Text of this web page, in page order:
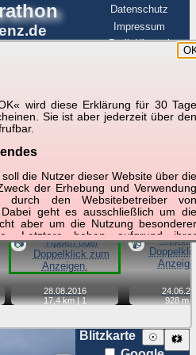
wird diese Erklärung für 30 Tage
Sie ist aber jederzeit über den
die Nutzer dieser Website über die
der Erhebung und Verwendung
durch den Websitebetreiber von
geht es ausschließlich um die
aber um die Nutzung besonderer
Letztere haben aufgrund ihrer
so dass verschiedene Daten
die für das Funktionieren erforderlich
Sie selbst zum Testen dieser
Daten verwenden. Ansonsten wird
beim jeweiligen Angebot
bei den Add-Ins nutzen, bei
werden diese Daten auf dem
Datenschutz
Impressum
BerlinHimmel
können
und sehen, wie
den Blitzen auf dem Foto bzw.
Quelle der Blitzdaten:
auf Thumb zum Anzeigen.
📷
28.08. 2016
17,4 km |1
📹
24.06.
928 m |
Blitzkarte 🗱
☉